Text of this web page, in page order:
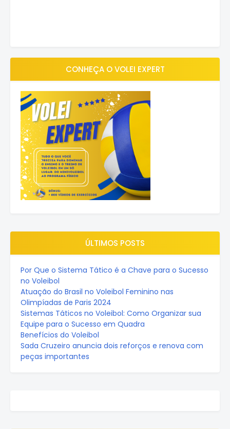
CONHEÇA O VOLEI EXPERT
ÚLTIMOS POSTS
Por Que o Sistema Tático é a Chave para o Sucesso
no Voleibol
Atuação do Brasil no Voleibol Feminino nas
Olimpíadas de Paris 2024
Sistemas Táticos no Voleibol: Como Organizar sua
Equipe para o Sucesso em Quadra
Benefícios do Voleibol
Sada Cruzeiro anuncia dois reforços e renova com
peças importantes